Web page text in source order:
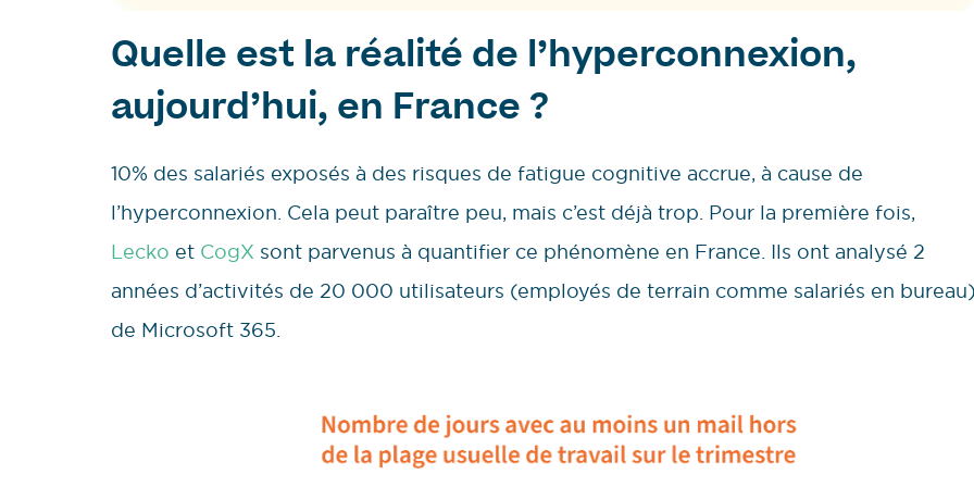
Quelle est la réalité de l’hyperconnexion,
aujourd’hui, en France ?
10% des salariés exposés à des risques de fatigue cognitive accrue, à cause de
l’hyperconnexion. Cela peut paraître peu, mais c’est déjà trop. Pour la première fois,
Lecko et CogX sont parvenus à quantifier ce phénomène en France. Ils ont analysé 2
années d’activités de 20 000 utilisateurs (employés de terrain comme salariés en
de Microsoft 365.